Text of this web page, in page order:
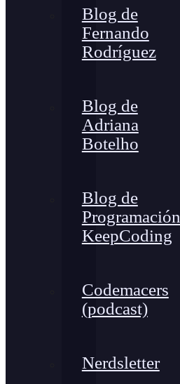
Blog de
Fernando
Rodríguez
Blog de
Adriana
Botelho
Blog de
Programación
KeepCoding
Codemacers
(podcast)
Nerdsletter